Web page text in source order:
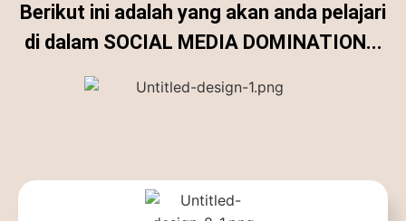
Berikut ini adalah yang akan anda pelajari
di dalam SOCIAL MEDIA DOMINATION...